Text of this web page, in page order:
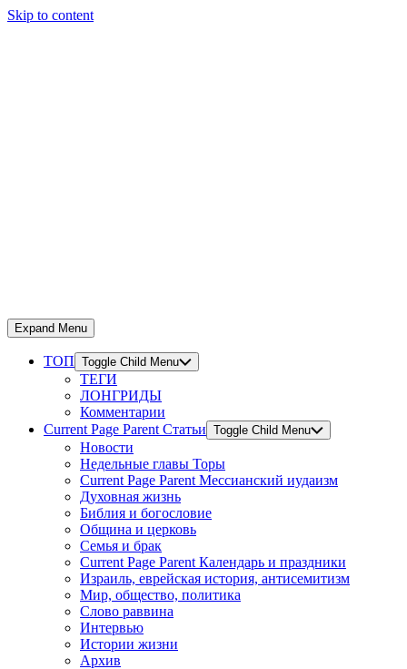
Skip to content
Expand Menu
ТОП Toggle Child Menu
ТЕГИ
ЛОНГРИДЫ
Комментарии
Current Page Parent Статьи Toggle Child Menu
Новости
Недельные главы Торы
Current Page Parent Мессианский иудаизм
Духовная жизнь
Библия и богословие
Община и церковь
Семья и брак
Current Page Parent Календарь и праздники
Израиль, еврейская история, антисемитизм
Мир, общество, политика
Слово раввина
Интервью
Истории жизни
Архив